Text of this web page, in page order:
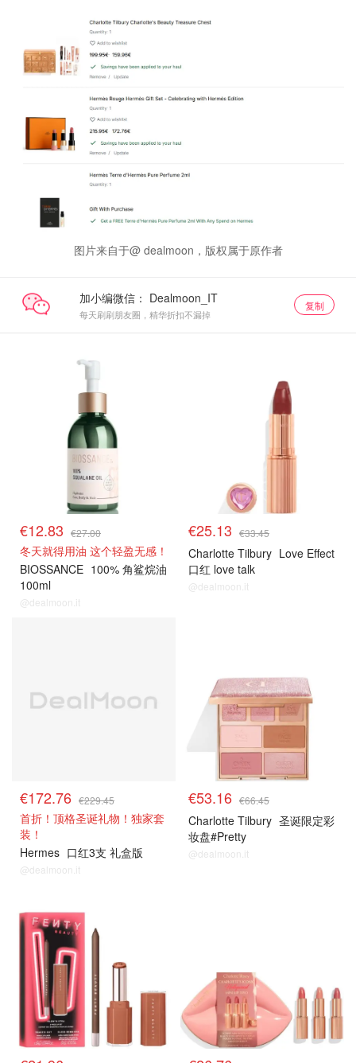
图片来自于@ dealmoon，版权属于原作者
加小编微信：
每天刷刷朋友圈，精华折扣不漏掉
复制
折上折必买！
€12.83 €27.00
冬天就得用油 这个轻盈无感！
BIOSSANCE 100% 角鲨烷油
100ml
@dealmoon.it
€25.13 €33.45
Charlotte Tilbury Love Effect
口红 love talk
@dealmoon.it
€172.76 €229.45
首折！顶格圣诞礼物！独家套
装！
Hermes 口红3支 礼盒版
@dealmoon.it
€53.16 €66.45
Charlotte Tilbury 圣诞限定彩
妆盘#Pretty
@dealmoon.it